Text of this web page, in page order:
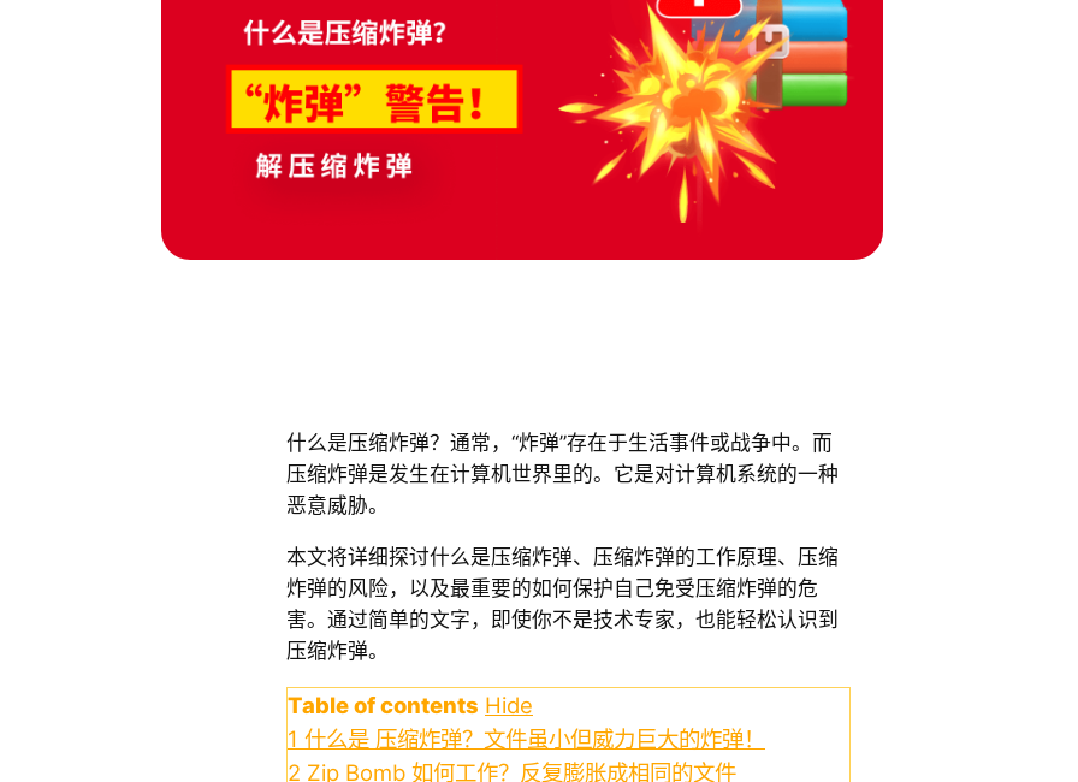
什么是压缩炸弹？通常，“炸弹”存在于生活事件或战争中。而
压缩炸弹是发生在计算机世界里的。它是对计算机系统的一种
恶意威胁。
本文将详细探讨什么是压缩炸弹、压缩炸弹的工作原理、压缩
炸弹的风险，以及最重要的如何保护自己免受压缩炸弹的危
害。通过简单的文字，即使你不是技术专家，也能轻松认识到
压缩炸弹。
Table of contents Hide
1 什么是 压缩炸弹？文件虽小但威力巨大的炸弹！
2 Zip Bomb 如何工作？反复膨胀成相同的文件